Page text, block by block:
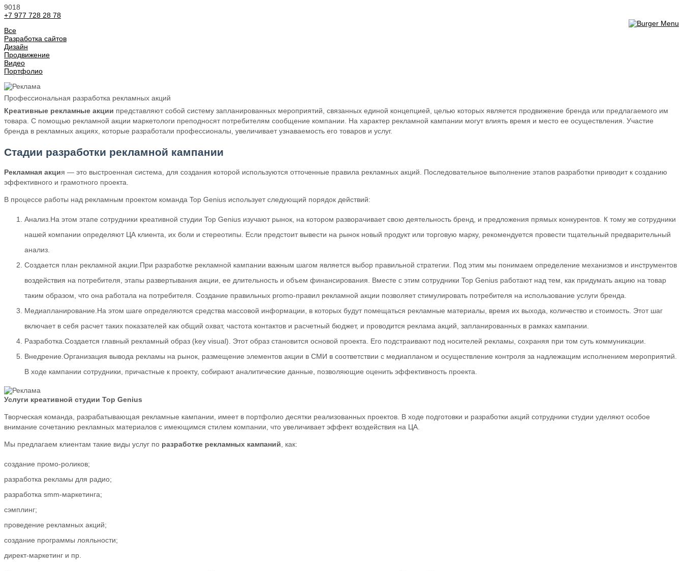
9018
+7 977 728 28 78
Все
Разработка сайтов
Дизайн
Продвижение
Видео
Портфолио
Профессиональная разработка рекламных акций
Креативные рекламные акции представляют собой систему запланированных мероприятий, связанных единой концепцией, целью которых является продвижение бренда или предлагаемого им
товара. С помощью рекламной акции маркетологи преподносят потребителям сообщение компании. На характер рекламной кампании могут влиять время и место ее осуществления. Участие
бренда в рекламных акциях, которые разработали профессионалы, увеличивает узнаваемость его товаров и услуг.
Стадии разработки рекламной кампании
Рекламная акция — это выстроенная система, для создания которой используются отточенные правила рекламных акций. Последовательное выполнение этапов разработки приводит к созданию
эффективного и грамотного проекта.
В процессе работы над рекламным проектом команда Top Genius использует следующий порядок действий:
Анализ.На этом этапе сотрудники креативной студии Top Genius изучают рынок, на котором разворачивает свою деятельность бренд, и предложения прямых конкурентов. К тому же сотрудники
нашей компании определяют ЦА клиента, их боли и стереотипы. Если предстоит вывести на рынок новый продукт или торговую марку, рекомендуется провести тщательный предварительный
анализ.
Создается план рекламной акции.При разработке рекламной кампании важным шагом является выбор правильной стратегии. Под этим мы понимаем определение механизмов и инструментов
воздействия на потребителя, этапы развертывания акции, ее длительность и объем финансирования. Вместе с этим сотрудники Top Genius работают над тем, как придумать акцию на товар
таким образом, что она работала на потребителя. Создание правильных promo-правил рекламной акции позволяет стимулировать потребителя на использование услуги бренда.
Медиапланирование.На этом шаге определяются средства массовой информации, в которых будут помещаться рекламные материалы, время их выхода, количество и стоимость. Этот шаг
включает в себя расчет таких показателей как общий охват, частота контактов и расчетный бюджет, и проводится реклама акций, запланированных в рамках кампании.
Разработка.Создается главный рекламный образ (key visual). Этот образ становится основой проекта. Его подстраивают под носителей рекламы, сохраняя при том суть коммуникации.
Внедрение.Организация вывода рекламы на рынок, размещение элементов акции в СМИ в соответствии с медиапланом и осуществление контроля за надлежащим исполнением мероприятий.
В ходе кампании сотрудники, причастные к проекту, собирают аналитические данные, позволяющие оценить эффективность проекта.
Услуги креативной студии Top Genius
Творческая команда, разрабатывающая рекламные кампании, имеет в портфолио десятки реализованных проектов. В ходе подготовки и разработки акций сотрудники студии уделяют особое
внимание сочетанию рекламных материалов с имеющимся стилем компании, что увеличивает эффект воздействия на ЦА.
Мы предлагаем клиентам такие виды услуг по разработке рекламных кампаний, как:
создание промо-роликов;
разработка рекламы для радио;
разработка smm-маркетинга;
сэмплинг;
проведение рекламных акций;
создание программы лояльности;
директ-маркетинг и пр.